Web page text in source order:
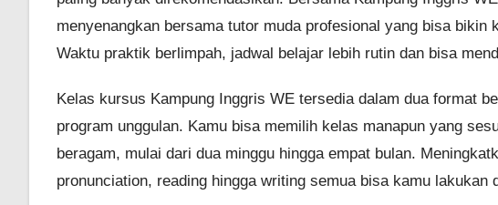
menyenangkan bersama tutor muda profesional yang bisa
Waktu praktik berlimpah, jadwal belajar lebih rutin dan bisa
Kelas kursus Kampung Inggris WE tersedia dalam dua format
program unggulan. Kamu bisa memilih kelas manapun yang
beragam, mulai dari dua minggu hingga empat bulan.
pronunciation, reading hingga writing semua bisa kamu lakukan